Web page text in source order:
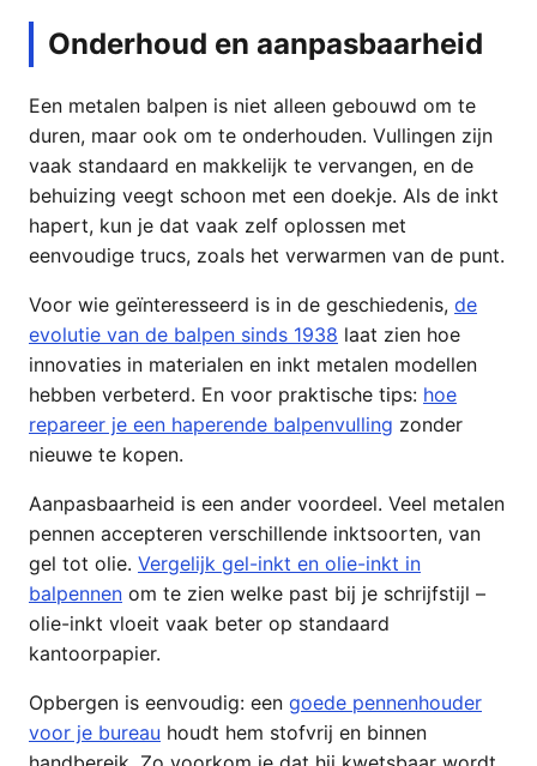
Onderhoud en aanpasbaarheid
Een metalen balpen is niet alleen gebouwd om te
duren, maar ook om te onderhouden. Vullingen zijn
vaak standaard en makkelijk te vervangen, en de
behuizing veegt schoon met een doekje. Als de inkt
hapert, kun je dat vaak zelf oplossen met
eenvoudige trucs, zoals het verwarmen van de punt.
Voor wie geïnteresseerd is in de geschiedenis, de
evolutie van de balpen sinds 1938 laat zien hoe
innovaties in materialen en inkt metalen modellen
hebben verbeterd. En voor praktische tips: hoe
repareer je een haperende balpenvulling zonder
nieuwe te kopen.
Aanpasbaarheid is een ander voordeel. Veel metalen
pennen accepteren verschillende inktsoorten, van
gel tot olie. Vergelijk gel-inkt en olie-inkt in
balpennen om te zien welke past bij je schrijfstijl –
olie-inkt vloeit vaak beter op standaard
kantoorpapier.
Opbergen is eenvoudig: een goede pennenhouder
voor je bureau houdt hem stofvrij en binnen